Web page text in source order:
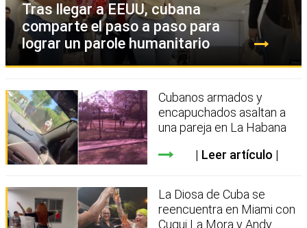
Tras llegar a EEUU, cubana
comparte el paso a paso para
lograr un parole humanitario
Cubanos armados y
encapuchados asaltan a
una pareja en La Habana
Leer artículo
La Diosa de Cuba se
reencuentra en Miami con
Cuqui La Mora y Andy